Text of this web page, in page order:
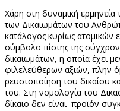
Χάρη στη δυναμική
των Δικαιωμάτων του
κατάλογος κυρίως ατομικών
σύμβολο πίστης της
δικαιωμάτων, η οποία έχει
φιλελεύθερων αξιών, πλην
ρευστοποίηση του δικαίου
του. Στη νομολογία του
δίκαιο δεν είναι προϊόν